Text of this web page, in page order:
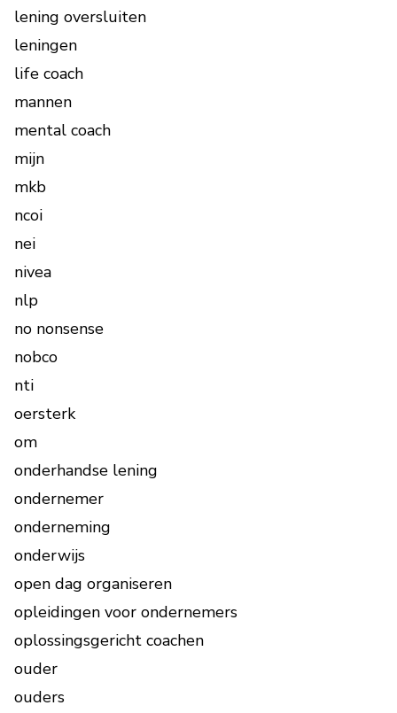
lening oversluiten
leningen
life coach
mannen
mental coach
mijn
mkb
ncoi
nei
nivea
nlp
no nonsense
nobco
nti
oersterk
om
onderhandse lening
ondernemer
onderneming
onderwijs
open dag organiseren
opleidingen voor ondernemers
oplossingsgericht coachen
ouder
ouders